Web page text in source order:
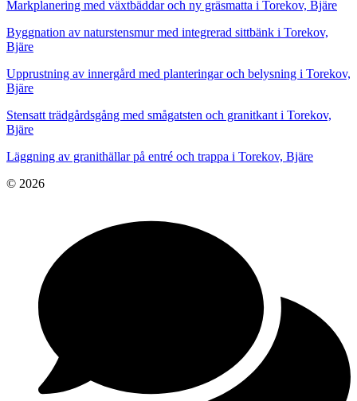
Markplanering med växtbäddar och ny gräsmatta i Torekov, Bjäre
Byggnation av naturstensmur med integrerad sittbänk i Torekov,
Bjäre
Upprustning av innergård med planteringar och belysning i Torekov,
Bjäre
Stensatt trädgårdsgång med smågatsten och granitkant i Torekov,
Bjäre
Läggning av granithällar på entré och trappa i Torekov, Bjäre
© 2026